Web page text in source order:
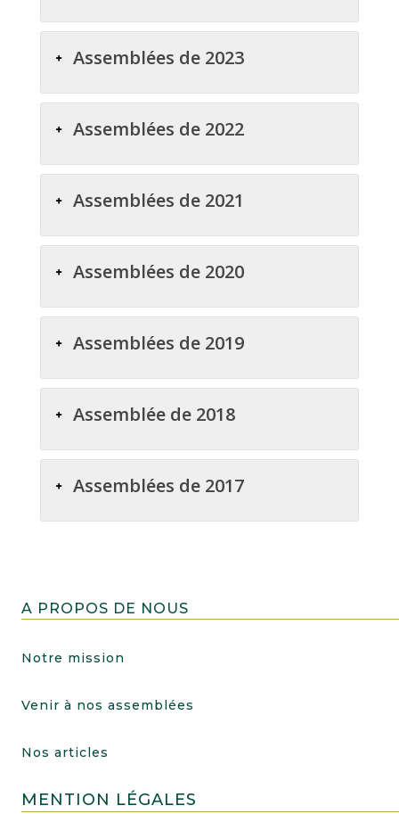
Assemblées de 2023
Assemblées de 2022
Assemblées de 2021
Assemblées de 2020
Assemblées de 2019
Assemblée de 2018
Assemblées de 2017
A PROPOS DE NOUS
Notre mission
Venir à nos assemblées
Nos articles
MENTION LÉGALES